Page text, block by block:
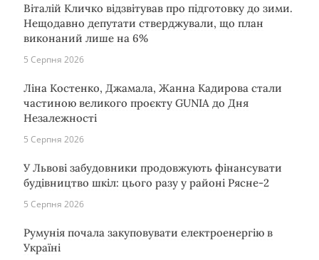
Віталій Кличко відзвітував про підготовку до зими.
Нещодавно депутати стверджували, що план
виконаний лише на 6%
5 Серпня 2026
Ліна Костенко, Джамала, Жанна Кадирова стали
частиною великого проєкту GUNIA до Дня
Незалежності
5 Серпня 2026
У Львові забудовники продовжують фінансувати
будівництво шкіл: цього разу у районі Рясне-2
5 Серпня 2026
Румунія почала закуповувати електроенергію в
Україні